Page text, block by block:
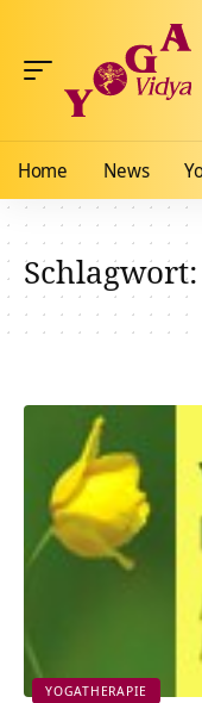
Home News
YOGATHERAPIE